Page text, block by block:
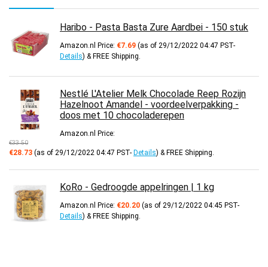
Haribo - Pasta Basta Zure Aardbei - 150 stuk
Amazon.nl Price: €7.69 (as of 29/12/2022 04:47 PST-
Details) & FREE Shipping.
Nestlé L'Atelier Melk Chocolade Reep Rozijn
Hazelnoot Amandel - voordeelverpakking -
doos met 10 chocoladerepen
Amazon.nl Price:
€33.50
Oorspronkelijke
€28.73Huidige
prijs
(as of 29/12/2022 04:47 PST- Details) & FREE Shipping.
KoRo - Gedroogde appelringen | 1 kg
Amazon.nl Price: €20.20 (as of 29/12/2022 04:45 PST-
Details) & FREE Shipping.